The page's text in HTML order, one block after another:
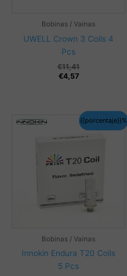
Bobinas / Vainas
UWELL Crown 3 Coils 4
Pcs
€11,41
€4,57
{{porcentaje}}%
Bobinas / Vainas
Innokin Endura T20 Coils
5 Pcs